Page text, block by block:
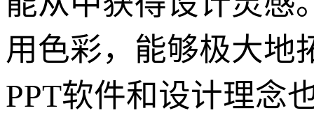
用色彩，能够极大地
PPT软件和设计理念